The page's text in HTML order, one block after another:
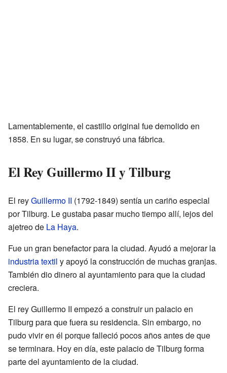
Lamentablemente, el castillo original fue demolido en
1858. En su lugar, se construyó una fábrica.
El Rey Guillermo II y Tilburg
El reyGuillermo II (1792-1849) sentía un cariño especial
por Tilburg. Le gustaba pasar mucho tiempo allí, lejos del
ajetreo de La Haya.
Fue un gran benefactor para la ciudad. Ayudó a mejorar la
industria textil y apoyó la construcción de muchas granjas.
También dio dinero al ayuntamiento para que la ciudad
creciera.
El rey Guillermo II empezó a construir un palacio en
Tilburg para que fuera su residencia. Sin embargo, no
pudo vivir en él porque falleció pocos años antes de que
se terminara. Hoy en día, este palacio de Tilburg forma
parte del ayuntamiento de la ciudad.